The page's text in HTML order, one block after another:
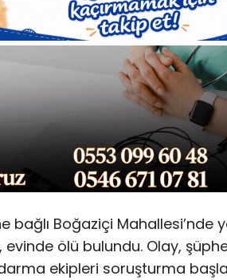
bağlı Boğaziçi Mahallesi’nde
evinde ölü bulundu. Olay,
ekipleri soruşturma